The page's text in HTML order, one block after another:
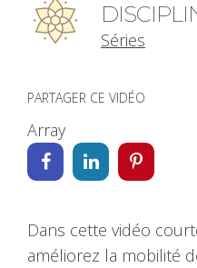
Séries
PARTAGER CE VIDÉO
Array
Dans cette vidéo
améliorez la mobilité